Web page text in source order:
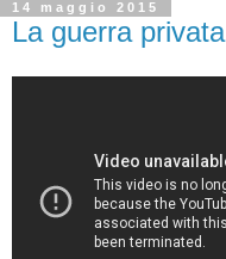
14 maggio 2015
La guerra